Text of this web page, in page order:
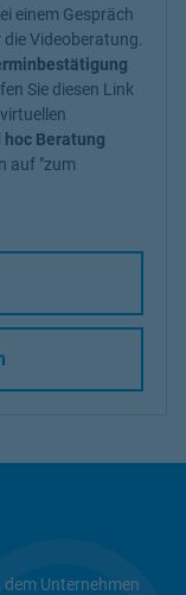
einem Gespräch
Videoberatung.
Sie diesen Link
hoc Beratung
auf "zum
dem Unternehmen